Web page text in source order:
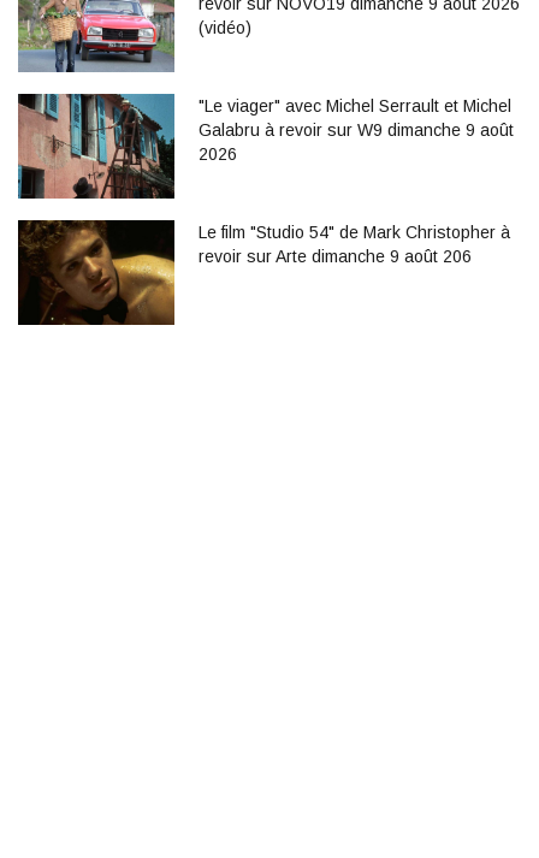
(vidéo)
"Le viager" avec Michel Serrault et Michel
Galabru à revoir sur W9 dimanche 9 août
2026
Le film "Studio 54" de Mark Christopher à
revoir sur Arte dimanche 9 août 206